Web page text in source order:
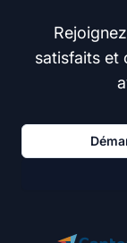
satisfaits et